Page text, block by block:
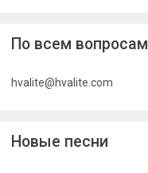
По всем вопросам
hvalite@hvalite.com
Новые песни